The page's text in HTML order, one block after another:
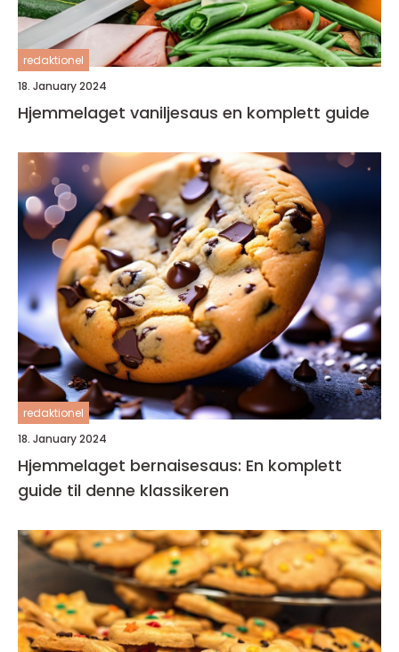
redaktionel
18. January 2024
Hjemmelaget vaniljesaus en komplett guide
redaktionel
18. January 2024
Hjemmelaget bernaisesaus: En komplett
guide til denne klassikeren